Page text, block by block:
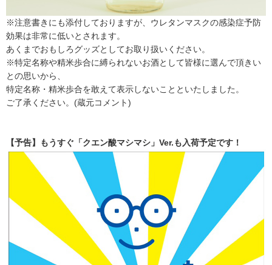
※注意書きにも添付しておりますが、ウレタンマスクの感染症予防
効果は非常に低いとされます。
あくまでおもしろグッズとしてお取り扱いください。
※特定名称や精米歩合に縛られないお酒として皆様に選んで頂きい
との思いから、
特定名称・精米歩合を敢えて表示しないことといたしました。
ご了承ください。(蔵元コメント)
【予告】もうすぐ「クエン酸マシマシ」Ver.も入荷予定です！